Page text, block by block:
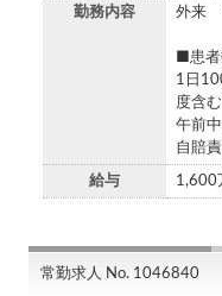
勤務内容 外来
■患
1日
度含む
午前
自賠
給与 1,600
常勤求人 No. 1046840